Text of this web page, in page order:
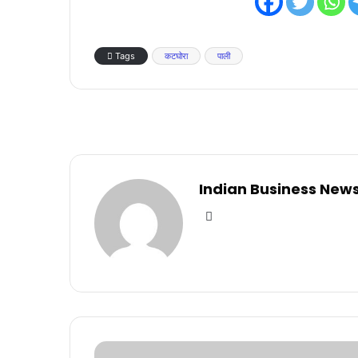
Tags कटघोरा पाली
Indian Business
Website